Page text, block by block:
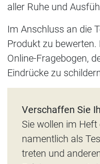
aller Ruhe und
Im Anschluss an die
Produkt zu bewerten.
Online-Fragebogen,
Eindrücke zu
Verschaffen Sie
Sie wollen im
namentlich als
treten und